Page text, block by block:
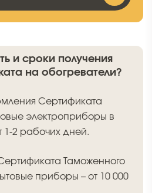
и сроки получения
на обогреватели?
Сертификата
электроприборы в
1-2 рабочих дней.
Таможенного
приборы – от 10 000